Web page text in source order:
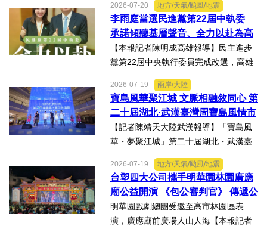
研發長葉耀宗率團隊以「健康一體．精
準未來」為主題參展，展現產學合作夥
伴展示精準健康、生物科...
2026-07-20 地方/天氣/颱風/地震
李雨庭當選民進黨第22屆中執委
承諾傾聽基層聲音、全力以赴為高
雄與台灣努力
【本報記者陳明成高雄報導】民主進步
黨第22屆中央執行委員完成改選，高雄
表示，能夠獲得黨內同志的肯定與支
持，深感榮幸，也肩負更重大的責任，
未來將秉持初心，做好黨與地...
2026-07-19 兩岸/大陸
寶島風華聚江城 文脈相融敘同心 第
二十屆湖北·武漢臺灣周寶島風情市
集暨文化交流之夜在漢溫情上演
【記者陳靖天大陸武漢報導】「寶島風
華・夢聚江城」第二十屆湖北・武漢臺
16日晚上在武漢武商夢時代一樓中庭溫
情上演，歌聲文脈聯結兩地，這場融美
食、文創、歌舞、匠人分享...
2026-07-19 地方/天氣/颱風/地震
台塑四大公司攜手明華園林園廣應
廟公益開演 《包公審判官》 傳遞公
義與自省精神
明華園戲劇總團受邀至高市林園區表
演，廣應廟前廣場人山人海【本報記者